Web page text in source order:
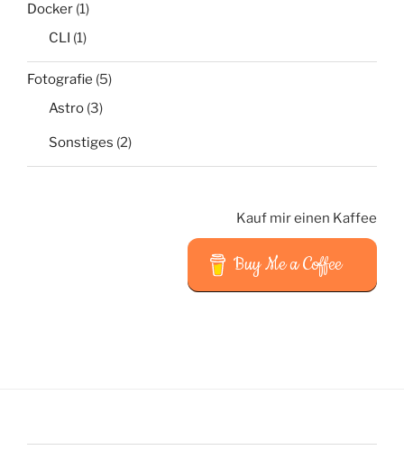
Docker (1)
CLI (1)
Fotografie (5)
Astro (3)
Sonstiges (2)
Kauf mir einen Kaffee
Buy Me a Coffee